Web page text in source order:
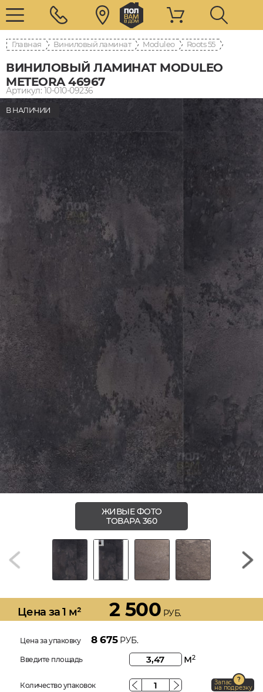
Главная Виниловый ламинат Moduleo Roots 55
ВИНИЛОВЫЙ ЛАМИНАТ MODULEO
METEORA 46967
Артикул: 10-010-09236
В НАЛИЧИИ
ЖИВЫЕ ФОТО
ТОВАРА 360
Цена за 1 м² 2 500 РУБ.
Цена за упаковку 8 675РУБ.
Введите площадь м2
Количество упаковок Запас
на подрезку